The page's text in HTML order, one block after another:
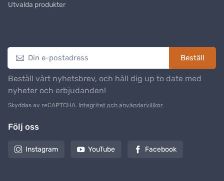
Utvalda produkter
Beställ
Beställ vårt nyhetsbrev, och håll dig up to date med
nyheter och erbjudanden!
Skyddas av reCAPTCHA. Integritet och användarvillkor
Följ oss
Instagram YouTube Facebook